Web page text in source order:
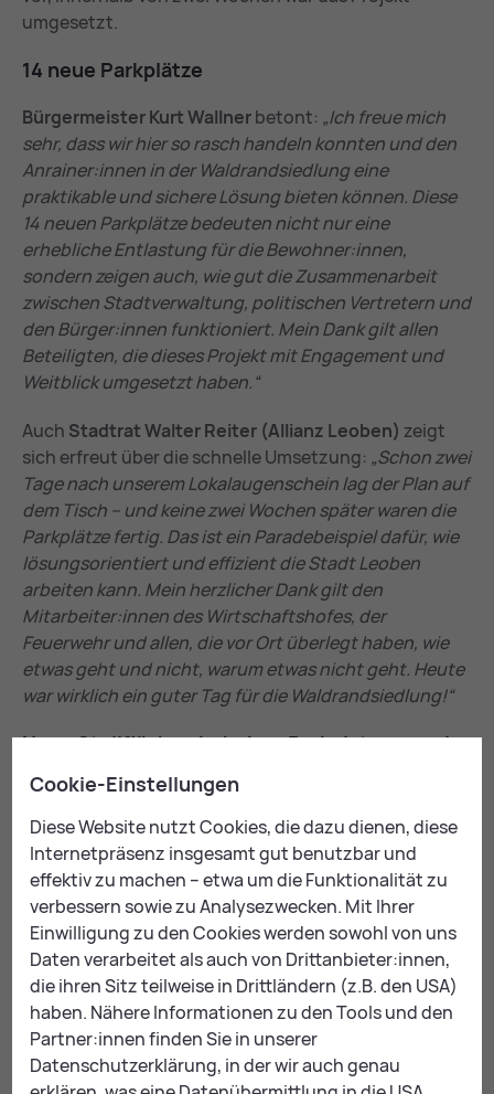
umgesetzt.
14 neue Park­plät­ze
Bürgermeister Kurt Wallnerbetont: „Ich freue mich
sehr, dass wir hier so rasch handeln konnten und den
Anrainer:innen in der Waldrandsiedlung eine
praktikable und sichere Lösung bieten können. Diese
14 neuen Parkplätze bedeuten nicht nur eine
erhebliche Entlastung für die Bewohner:innen,
sondern zeigen auch, wie gut die Zusammenarbeit
zwischen Stadtverwaltung, politischen Vertretern und
den Bürger:innen funktioniert. Mein Dank gilt allen
Beteiligten, die dieses Projekt mit Engagement und
Weitblick umgesetzt haben.“
Auch Stadtrat Walter Reiter (Allianz Leoben) zeigt
sich erfreut über die schnelle Umsetzung: „Schon zwei
Tage nach unserem Lokalaugenschein lag der Plan auf
dem Tisch – und keine zwei Wochen später waren die
Parkplätze fertig. Das ist ein Paradebeispiel dafür, wie
lösungsorientiert und effizient die Stadt Leoben
arbeiten kann. Mein herzlicher Dank gilt den
Mitarbeiter:innen des Wirtschaftshofes, der
Feuerwehr und allen, die vor Ort überlegt haben, wie
etwas geht und nicht, warum etwas nicht geht. Heute
war wirklich ein guter Tag für die Waldrandsiedlung!“
Neue Stell­flä­chen be­he­ben Park­platz­man­gel
Mit der Schaffung der neuen Stellflächen wurde nicht
nur der Parkplatzmangel behoben, sondern auch die
Verkehrssicherheit gewährleistet. Die Straße bleibt
trotz der markierten Parkflächen in voller gesetzlicher
Breite befahrbar, auch für größere Fahrzeuge wie
Traktoren oder Einsatzfahrzeuge.
Die Stadt Leoben bedankt sich bei allen Beteiligten für
die rasche und konstruktive Zusammenarbeit und
freut sich über eine nachhaltige Verbesserung der
Lebensqualität in der Waldrandsiedlung.
Cookie-Einstellungen
Diese Website nutzt Cookies, die dazu dienen, diese
Internetpräsenz insgesamt gut benutzbar und
effektiv zu machen – etwa um die Funktionalität zu
verbessern sowie zu Analysezwecken. Mit Ihrer
Einwilligung zu den Cookies werden sowohl von uns
Daten verarbeitet als auch von Drittanbieter:innen,
die ihren Sitz teilweise in Drittländern (z.B. den USA)
haben. Nähere Informationen zu den Tools und den
Partner:innen finden Sie in unserer
Datenschutzerklärung, in der wir auch genau